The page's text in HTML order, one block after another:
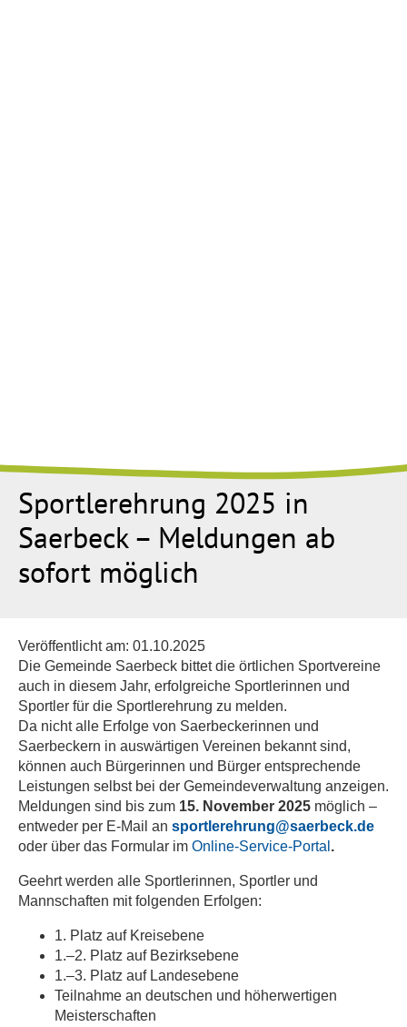
Sportlerehrung 2025 in
Saerbeck – Meldungen ab
sofort möglich
Veröffentlicht am: 01.10.2025
Die Gemeinde Saerbeck bittet die örtlichen Sportvereine
auch in diesem Jahr, erfolgreiche Sportlerinnen und
Sportler für die Sportlerehrung zu melden.
Da nicht alle Erfolge von Saerbeckerinnen und
Saerbeckern in auswärtigen Vereinen bekannt sind,
können auch Bürgerinnen und Bürger entsprechende
Leistungen selbst bei der Gemeindeverwaltung anzeigen.
Meldungen sind bis zum 15. November 2025 möglich –
entweder per E-Mail an sportlerehrung@saerbeck.de
oder über das Formular im Online-Service-Portal .
Geehrt werden alle Sportlerinnen, Sportler und
Mannschaften mit folgenden Erfolgen:
1. Platz auf Kreisebene
1.–2. Platz auf Bezirksebene
1.–3. Platz auf Landesebene
Teilnahme an deutschen und höherwertigen
Meisterschaften